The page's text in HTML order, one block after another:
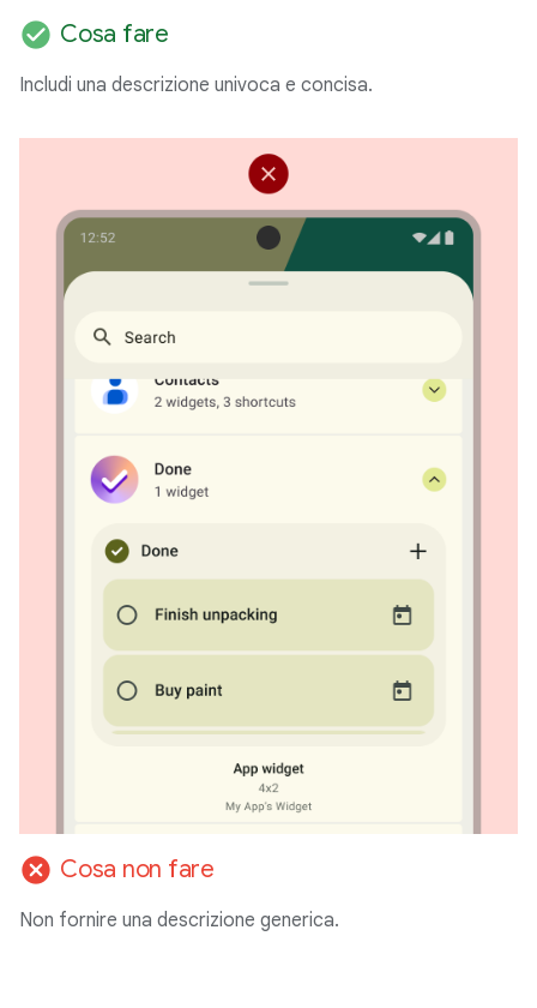
check_circle Cosa fare
Includi una descrizione univoca e concisa.
cancel Cosa non fare
Non fornire una descrizione generica.